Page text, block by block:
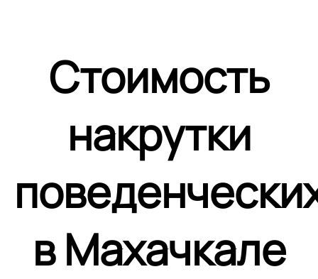
Стоимость
накрутки
в Махачкале